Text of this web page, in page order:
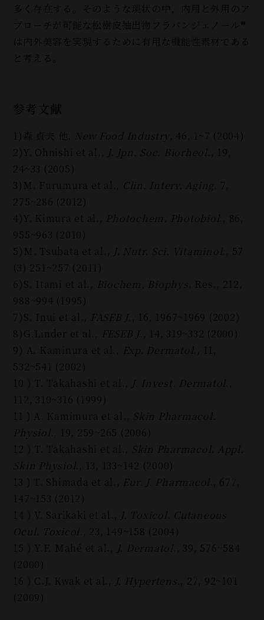
多く存在する。そのような現状の中，内用と外用のア
プローチが可能な松樹皮抽出物フラバンジェノール®
は内外美容を実現するために有用な機能性素材である
と考える。
参考文献
1)森 貞夫 他, New Food Industry , 46, 1~7 (2004)
2)Y. Ohnishi et al., J. Jpn. Soc. Biorheol. , 19,
24~33 (2005)
3)M. Furumura et al., Clin. Interv. Aging , 7,
275~286 (2012)
4)Y. Kimura et al., Photochem. Photobiol., 86,
955~963 (2010)
5)M. Tsubata et al., J. Nutr. Sci. Vitaminol., 57
(3) 251~257 (2011)
6)S. Itami et al., Biochem, Biophys. Res., 212,
988~994 (1995)
7)S. Inui et al., FASEB J., 16, 1967~1969 (2002)
8)G.Linder et al., FESEB J., 14, 319~332 (2000)
9) A. Kaminura et al., Exp. Dermatol., 11,
532~541 (2002)
10 ) T. Takahashi et al., J. Invest. Dermatol.,
112, 310~316 (1999)
11 ) A. Kamimura et al., Skin Pharmacol.
Physiol., 19, 259~265 (2006)
12 ) T. Takahashi et al., Skin Pharmacol. Appl.
Skin Physiol., 13, 133~142 (2000)
13 ) T. Shimada et al., Eur. J. Pharmacol., 677,
147~153 (2012)
14 ) V. Sarikaki et al., J. Toxicol. Cutaneous
Ocul. Toxicol., 23, 149~158 (2004)
15 ) Y.F. Mahé et al., J. Dermatol., 39, 576~584
(2000)
16 ) C.J. Kwak et al., J. Hypertens., 27, 92~101
(2009)